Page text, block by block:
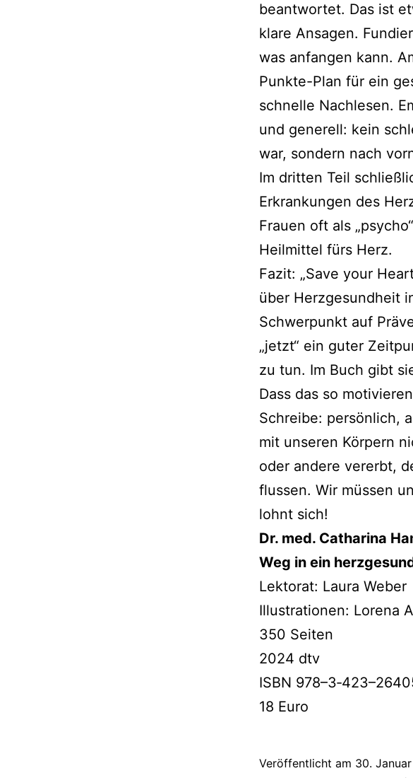
beant­wor­tet. Das ist
kla­re Ansagen.
was anfan­gen kann.
Punkte-Plan für ein
schnel­le Nachlesen.
und gene­rell: kein
war, son­dern nach
Im drit­ten Teil
Erkrankungen des
Frauen oft als
Heilmittel fürs Herz.
Fazit: „Save your
über Herzgesundheit
Schwerpunkt auf
„jetzt“ ein guter
zu tun. Im Buch gibt
Dass das so
Schreibe: per­sön­lich,
mit unse­ren Körpern
oder ande­re ver­erbt,
flus­sen. Wir müs­sen
lohnt sich!
Dr. med. Catharina
Weg in ein
Lektorat: Laura Weber
Illustrationen: Lorena
350 Seiten
2024 dtv
ISBN
18 Euro
Veröffentlicht am 30.